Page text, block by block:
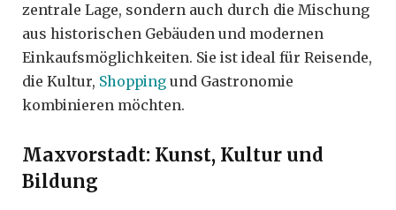
zentrale Lage, sondern auch durch die Mischung
aus historischen Gebäuden und modernen
Einkaufsmöglichkeiten. Sie ist ideal für Reisende,
die Kultur, Shopping und Gastronomie
kombinieren möchten.
Maxvorstadt: Kunst, Kultur und
Bildung